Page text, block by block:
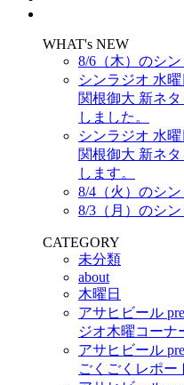
WHAT's NEW
8/6（木）のシ
シンラジオ 水
関根御大 新ネ
しました。
シンラジオ 水
関根御大 新ネ
します。
8/4（火）のシ
8/3（月）のシ
CATEGORY
未分類
about
木曜日
アサヒビール
ジオ木曜コーナ
アサヒビール
ごくごくレポー